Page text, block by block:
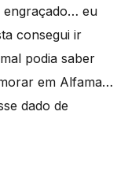
engraçado… eu
consegui ir
podia saber
em Alfama…
dado de